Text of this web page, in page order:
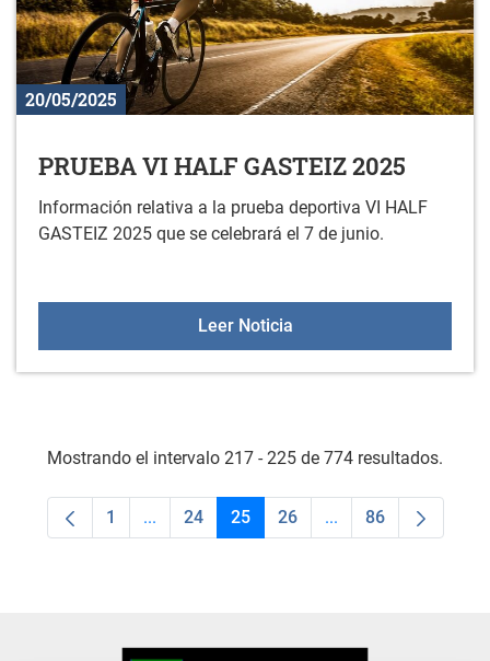
20/05/2025
PRUEBA VI HALF GASTEIZ 2025
Información relativa a la prueba deportiva VI HALF
GASTEIZ 2025 que se celebrará el 7 de junio.
Leer NoticiaPRUEBA VI HALF
Mostrando el intervalo 217 - 225 de 774 resultados.
Página
1 ...Páginas intermedias Use TAB para
Página
24 Página
25 Página
26 ...PáginasPágina
86